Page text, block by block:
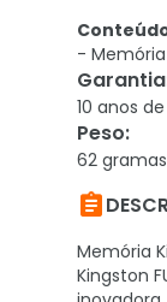
- Memória
Garantia
10 anos
Peso:
62

Memória
Kingston